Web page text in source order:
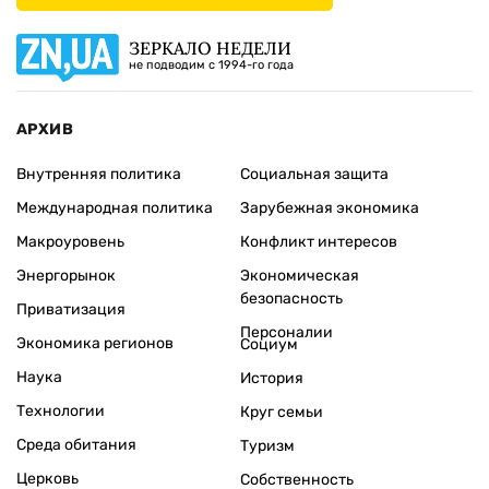
ЗЕРКАЛО НЕДЕЛИ
не подводим с 1994-го года
АРХИВ
Внутренняя политика
Международная политика
Макроуровень
Энергорынок
Приватизация
Экономика регионов
Социальная защита
Зарубежная экономика
Конфликт интересов
Экономическая
безопасность
Персоналии
Наука
Технологии
Среда обитания
Церковь
Социум
История
Круг семьи
Туризм
Собственность